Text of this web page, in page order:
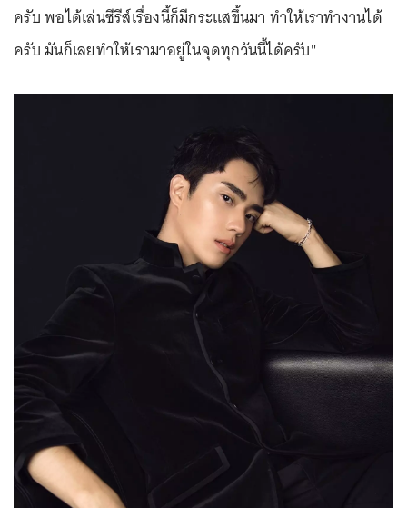
ครับ พอได้เล่นซีรีส์เรื่องนี้ก็มีกระแสขึ้นมา ทำให้เราทำงานได้
ครับ มันก็เลยทำให้เรามาอยู่ในจุดทุกวันนี้ได้ครับ"